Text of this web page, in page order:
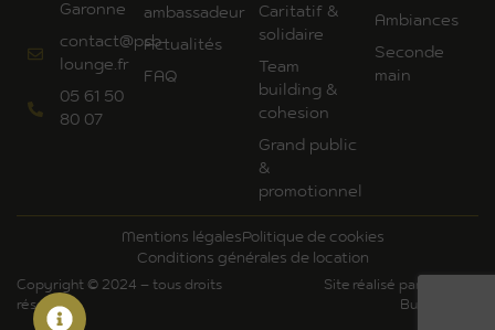
Garonne
contact@psb-
lounge.fr
05 61 50
80 07
ambassadeur
Actualités
FAQ
Caritatif &
solidaire
Team
building &
cohesion
Grand public
&
promotionnel
Ambiances
Seconde
main
Mentions légales Politique de cookies
Conditions générales de location
Copyright © 2024 – tous droits
réservés
Site réalisé par Art'Com
Bureautique